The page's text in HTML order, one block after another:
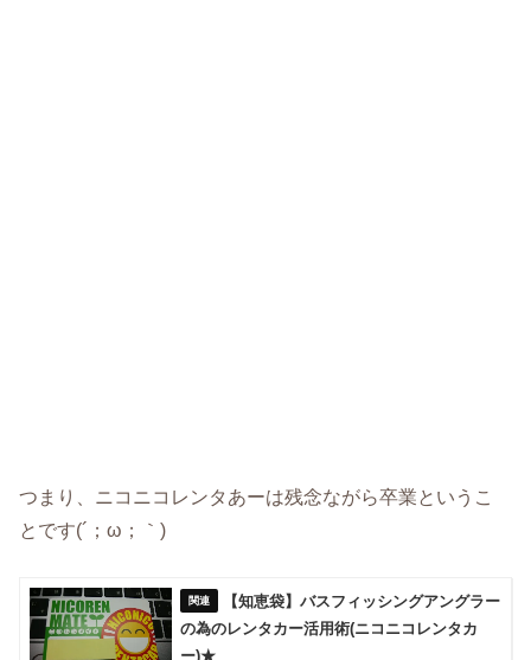
つまり、ニコニコレンタあーは残念ながら卒業というこ
とです(´；ω；｀)
【知恵袋】バスフィッシングアングラー
の為のレンタカー活用術(ニコニコレンタカ
ー)★